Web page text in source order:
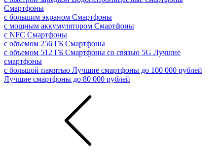
Смартфоны
с большим экраном Смартфоны
с мощным аккумулятором Смартфоны
с NFC Смартфоны
с объемом 256 ГБ Смартфоны
с объемом 512 ГБ Смартфоны со связью 5G Лучшие
смартфоны
с большой памятью Лучшие смартфоны до 100 000 рублей
Лучшие смартфоны до 80 000 рублей